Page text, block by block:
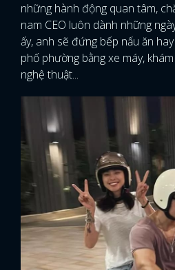
những hành động quan tâm,
nam CEO luôn dành những
ấy, anh sẽ đứng bếp nấu ăn
phố phường bằng xe máy,
nghệ thuật...